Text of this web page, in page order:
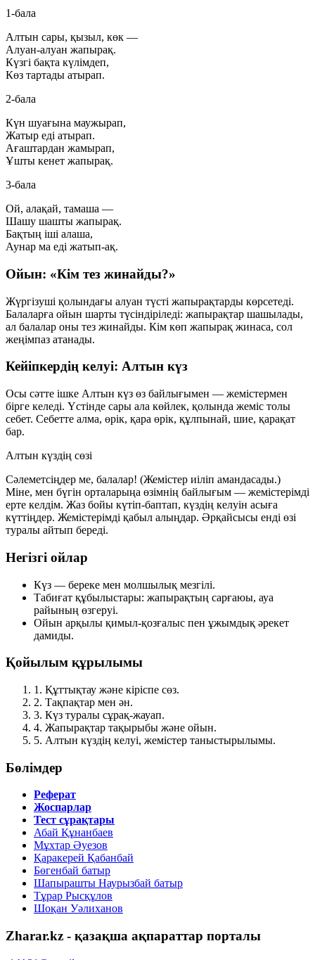
1-бала
Алтын сары, қызыл, көк —
Алуан-алуан жапырақ.
Күзгі бақта күлімдеп,
Көз тартады атырап.
2-бала
Күн шуағына маужырап,
Жатыр еді атырап.
Ағаштардан жамырап,
Ұшты кенет жапырақ.
3-бала
Ой, алақай, тамаша —
Шашу шашты жапырақ.
Бақтың іші алаша,
Аунар ма еді жатып-ақ.
Ойын: «Кім тез жинайды?»
Жүргізуші қолындағы алуан түсті жапырақтарды көрсетеді.
Балаларға ойын шарты түсіндіріледі: жапырақтар шашылады,
ал балалар оны тез жинайды. Кім көп жапырақ жинаса, сол
жеңімпаз атанады.
Кейіпкердің келуі: Алтын күз
Осы сәтте ішке Алтын күз өз байлығымен — жемістермен
бірге келеді. Үстінде сары ала көйлек, қолында жеміс толы
себет. Себетте алма, өрік, қара өрік, құлпынай, шие, қарақат
бар.
Алтын күздің сөзі
Сәлеметсіңдер ме, балалар! (Жемістер иіліп амандасады.)
Міне, мен бүгін орталарыңа өзімнің байлығым — жемістерімді
ерте келдім. Жаз бойы күтіп-баптап, күздің келуін асыға
күттіңдер. Жемістерімді қабыл алыңдар. Әрқайсысы енді өзі
туралы айтып береді.
Негізгі ойлар
Күз — береке мен молшылық мезгілі.
Табиғат құбылыстары: жапырақтың сарғаюы, ауа
райының өзгеруі.
Ойын арқылы қимыл-қозғалыс пен ұжымдық әрекет
дамиды.
Қойылым құрылымы
1. Құттықтау және кіріспе сөз.
2. Тақпақтар мен ән.
3. Күз туралы сұрақ-жауап.
4. Жапырақтар тақырыбы және ойын.
5. Алтын күздің келуі, жемістер таныстырылымы.
Бөлімдер
Реферат
Жоспарлар
Тест сұрақтары
Абай Құнанбаев
Мұхтар Әуезов
Қаракерей Қабанбай
Бөгенбай батыр
Шапырашты Наурызбай батыр
Тұрар Рысқұлов
Шоқан Уәлиханов
Zharar.kz - қазақша ақпараттар порталы